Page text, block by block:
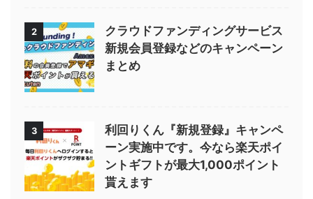
2
クラウドファンディングサービス
新規会員登録などのキャンペーン
まとめ
3
利回りくん『新規登録』キャンペ
ーン実施中です。今なら楽天ポイ
ントギフトが最大1,000ポイント
貰えます